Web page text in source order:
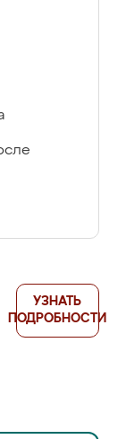
УЗНАТЬ
ПОДРОБНОСТИ